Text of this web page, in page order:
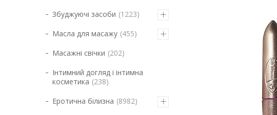
Збуджуючі засоби 1223
Масла для масажу 455
Масажні свічки 202
Інтимний догляд і інтимна
косметика 238
Еротична білизна 8982